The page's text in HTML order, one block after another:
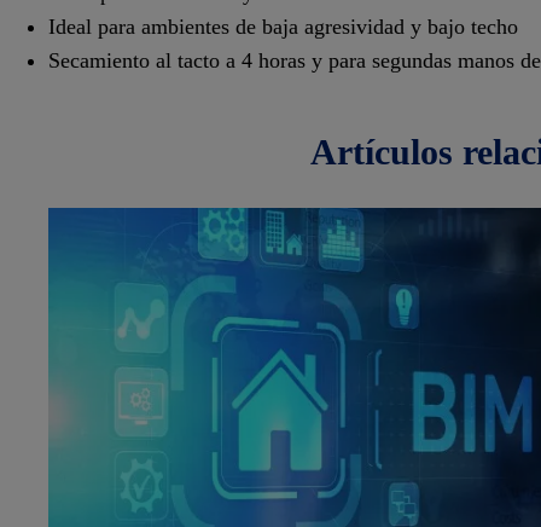
Ideal para ambientes de baja agresividad y bajo techo
Secamiento al tacto a 4 horas y para segundas manos
artículos